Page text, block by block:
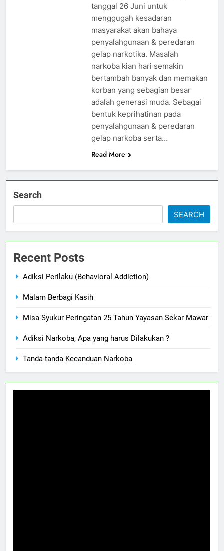
tanggal 26 Juni untuk
menggugah kesadaran
masyarakat akan bahaya
penyalahgunaan & peredaran
gelap narkotika. Masalah
narkoba kian hari semakin
bertambah banyak dan memakan
korban yang sebagian besar
adalah generasi muda. Sebagai
bentuk keprihatinan pada
penyalahgunaan & peredaran
gelap narkoba serta…
Read More
Search
SEARCH
Recent Posts
Adiksi Perilaku (Behavioral Addiction)
Malam Berbagi Kasih
Misa Syukur Peringatan 25 Tahun Yayasan Sekar Mawar
Adiksi Narkoba, Apa yang harus Dilakukan ?
Tanda-tanda Kecanduan Narkoba